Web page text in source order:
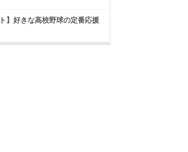
】好きな高校野球の定番応援